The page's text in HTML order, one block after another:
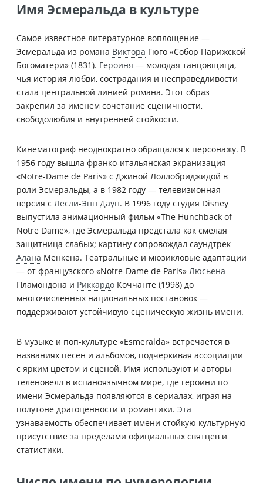
Имя Эсмеральда в культуре
Самое известное литературное воплощение —
Эсмеральда из романа Виктора Гюго «Собор Парижской
Богоматери» (1831). Героиня — молодая танцовщица,
чья история любви, сострадания и несправедливости
стала центральной линией романа. Этот образ
закрепил за именем сочетание сценичности,
свободолюбия и внутренней стойкости.
Кинематограф неоднократно обращался к персонажу. В
1956 году вышла франко-итальянская экранизация
«Notre-Dame de Paris» с Джиной Лоллобриджидой в
роли Эсмеральды, а в 1982 году — телевизионная
версия с Лесли-Энн Даун. В 1996 году студия Disney
выпустила анимационный фильм «The Hunchback of
Notre Dame», где Эсмеральда предстала как смелая
защитница слабых; картину сопровождал саундтрек
Алана Менкена. Театральные и мюзикловые адаптации
— от французского «Notre-Dame de Paris» Люсьена
Пламондона и Риккардо Коччанте (1998) до
многочисленных национальных постановок —
поддерживают устойчивую сценическую жизнь имени.
В музыке и поп-культуре «Esmeralda» встречается в
названиях песен и альбомов, подчеркивая ассоциации
с ярким цветом и сценой. Имя используют и авторы
теленовелл в испаноязычном мире, где героини по
имени Эсмеральда появляются в сериалах, играя на
полутоне драгоценности и романтики. Эта
узнаваемость обеспечивает имени стойкую культурную
присутствие за пределами официальных святцев и
статистики.